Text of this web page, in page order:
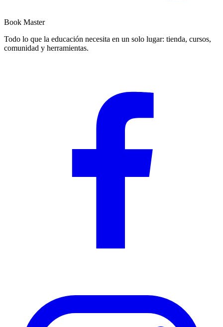
Book Master
Todo lo que la educación necesita en un solo lugar: tienda, cursos,
comunidad y herramientas.